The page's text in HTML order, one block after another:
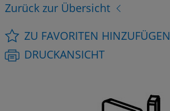
Zurück zur Übersicht
ZU FAVORITEN HINZUFÜGEN
DRUCKANSICHT